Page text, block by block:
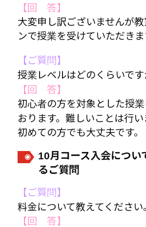
【回 答】
大変申し訳ございませんが
ンで授業を受けていただきま
【ご質問】
授業レベルはどのくらいです
【回 答】
初心者の方を対象とした授
おります。難しいことは行い
初めての方でも大丈夫です。
10月コース入会につ
るご質問
【ご質問】
料金について教えてください
【回 答】